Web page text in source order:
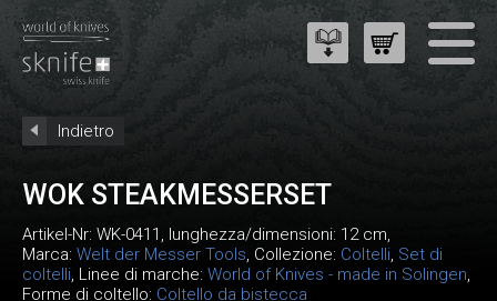
Indietro
WOK STEAKMESSERSET
Artikel-Nr: WK-0411 , lunghezza/dimensioni: 12 cm,
Marca: Welt der Messer Tools, Collezione: Coltelli, Set di
coltelli, Linee di marche: World of Knives - made in Solingen,
Forme di coltello: Coltello da bistecca